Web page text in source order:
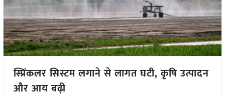
स्प्रिंकलर सिस्टम लगाने से लागत घटी, कृषि उत्पादन
और आय बढ़ी